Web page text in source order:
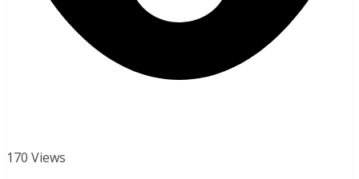
170 Views